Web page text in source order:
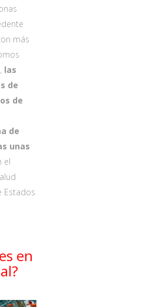
más
las
de
de
de
unas
el
Estados
en